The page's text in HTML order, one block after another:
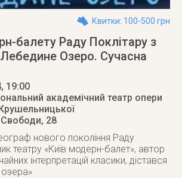
Квитки: 100-500 грн
балету Раду Поклітару з
Озеро. Сучасна
, 19:00
академічний театр опери
28
нового покоління Раду
театру «Київ модерн-балет», автор
інтерпретацій класики, дістався